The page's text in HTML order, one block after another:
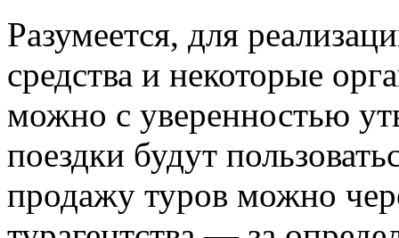
Разумеется, для
средства и некоторые
можно с уверенностью
поездки будут
продажу туров можно